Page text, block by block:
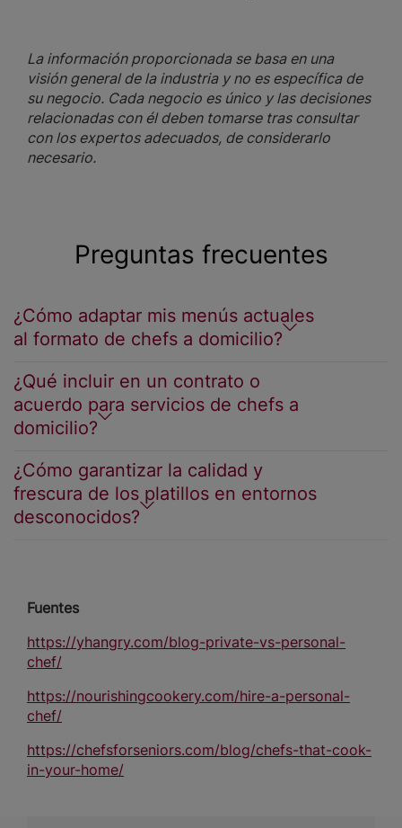
La información proporcionada se basa en una
visión general de la industria y no es específica de
su negocio. Cada negocio es único y las decisiones
relacionadas con él deben tomarse tras consultar
con los expertos adecuados, de considerarlo
necesario.
Preguntas frecuentes
¿Cómo adaptar mis menús actuales
al formato de chefs a domicilio?
¿Qué incluir en un contrato o
acuerdo para servicios de chefs a
domicilio?
¿Cómo garantizar la calidad y
frescura de los platillos en entornos
desconocidos?
Fuentes
https://yhangry.com/blog-private-vs-personal-
chef/
https://nourishingcookery.com/hire-a-personal-
chef/
https://chefsforseniors.com/blog/chefs-that-cook-
in-your-home/